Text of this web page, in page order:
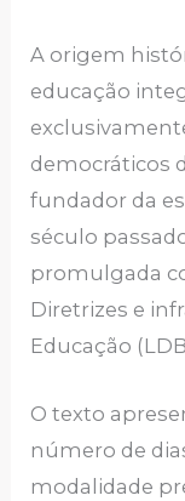
A origem
educação
democráticos
fundador da
século
promulgada
Diretrizes e
Educação
O texto
número de
modalidade